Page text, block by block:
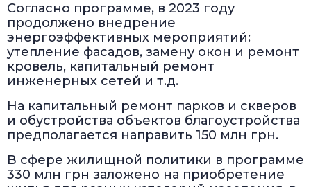
Согласно программе, в 2023 году
продолжено внедрение
энергоэффективных мероприятий:
утепление фасадов, замену окон и ремонт
кровель, капитальный ремонт
инженерных сетей и т.д.
На капитальный ремонт парков и скверов
и обустройства объектов благоустройства
предполагается направить 150 млн грн.
В сфере жилищной политики в программе
330 млн грн заложено на приобретение